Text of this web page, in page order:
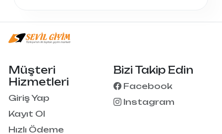
Müşteri
Hizmetleri
Giriş Yap
Kayıt Ol
Hızlı Ödeme
Bizi Takip Edin
Facebook
Instagram